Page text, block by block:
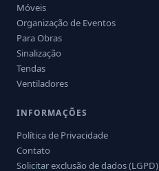
Móveis
Organização de Eventos
Para Obras
Sinalização
Tendas
Ventiladores
INFORMAÇÕES
Política de Privacidade
Contato
Solicitar exclusão de dados (LGPD)